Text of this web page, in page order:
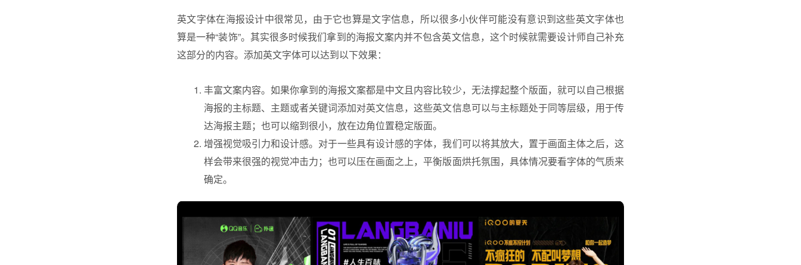
英文字体在海报设计中很常见，由于它也算是文字信息，所以很多小伙伴可能没有意识到这些英文字体也
算是一种“装饰”。其实很多时候我们拿到的海报文案内并不包含英文信息，这个时候就需要设计师自己补充
这部分的内容。添加英文字体可以达到以下效果：
丰富文案内容。如果你拿到的海报文案都是中文且内容比较少，无法撑起整个版面，就可以自己根据
海报的主标题、主题或者关键词添加对英文信息，这些英文信息可以与主标题处于同等层级，用于传
达海报主题；也可以缩到很小，放在边角位置稳定版面。
增强视觉吸引力和设计感。对于一些具有设计感的字体，我们可以将其放大，置于画面主体之后，这
样会带来很强的视觉冲击力；也可以压在画面之上，平衡版面烘托氛围，具体情况要看字体的气质来
确定。